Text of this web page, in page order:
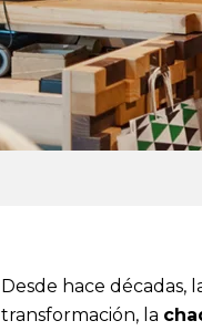
Desde hace décadas,
transformación, la